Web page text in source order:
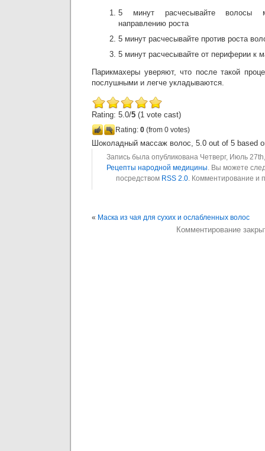
5 минут расчесывайте волосы
направлению роста
5 минут расчесывайте против роста
5 минут расчесывайте от периферии к
Парикмахеры уверяют, что после такой
послушными и легче укладываются.
Rating: 5.0/5 (1 vote cast)
Rating: 0 (from 0 votes)
Шоколадный массаж волос, 5.0 out of 5 based
Запись была опубликована Четверг, Июль
Рецепты народной медицины. Вы можете
посредством RSS 2.0. Комментирование и
« Маска из чая для сухих и ослабленных волос
Комментирование